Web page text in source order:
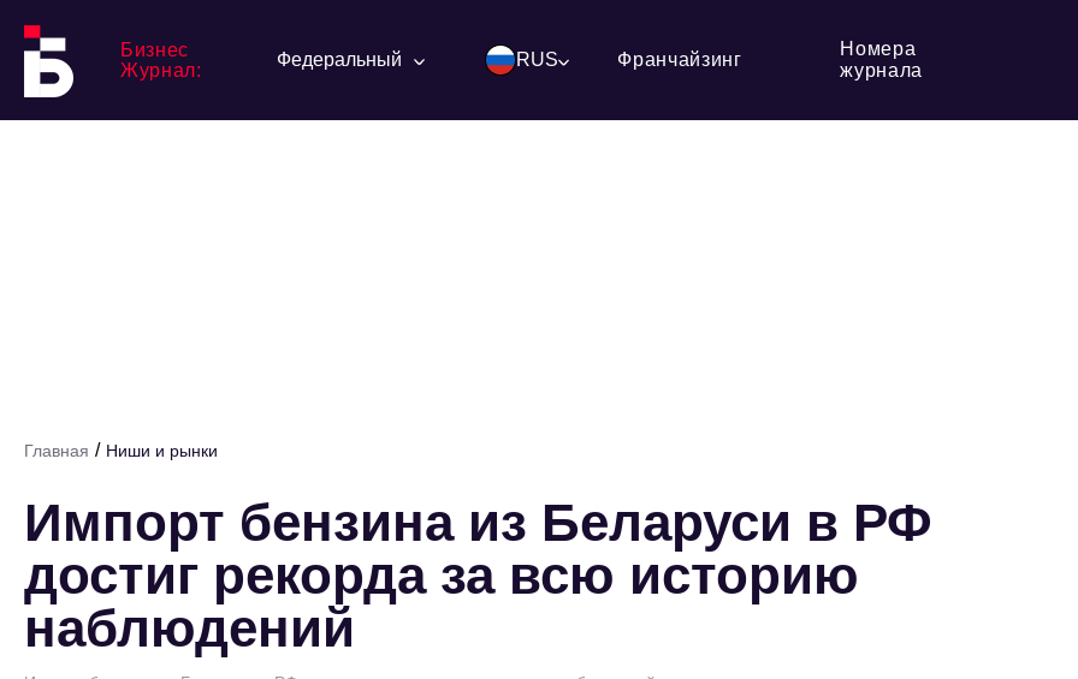
Бизнес
Журнал:
Федеральный RUS Франчайзинг
Номера
журнала
Главная / Ниши и рынки
Импорт бензина из Беларуси в РФ
достиг рекорда за всю историю
наблюдений